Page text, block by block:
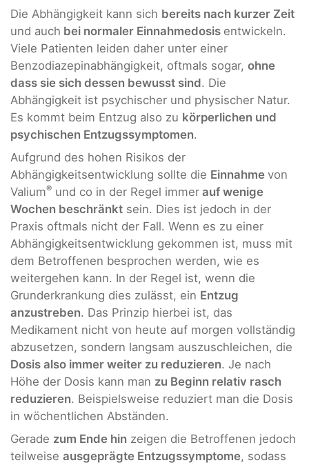
Die Abhängigkeit kann sich bereits nach kurzer Zeit
und auch bei normaler Einnahmedosis entwickeln.
Viele Patienten leiden daher unter einer
Benzodiazepinabhängigkeit, oftmals sogar, ohne
dass sie sich dessen bewusst sind. Die
Abhängigkeit ist psychischer und physischer Natur.
Es kommt beim Entzug also zu körperlichen und
psychischen Entzugssymptomen.
Aufgrund des hohen Risikos der
Abhängigkeitsentwicklung sollte die Einnahme von
Valium® und co in der Regel immer auf wenige
Wochen beschränkt sein. Dies ist jedoch in der
Praxis oftmals nicht der Fall. Wenn es zu einer
Abhängigkeitsentwicklung gekommen ist, muss mit
dem Betroffenen besprochen werden, wie es
weitergehen kann. In der Regel ist, wenn die
Grunderkrankung dies zulässt, ein Entzug
anzustreben. Das Prinzip hierbei ist, das
Medikament nicht von heute auf morgen vollständig
abzusetzen, sondern langsam auszuschleichen, die
Dosis also immer weiter zu reduzieren. Je nach
Höhe der Dosis kann man zu Beginn relativ rasch
reduzieren. Beispielsweise reduziert man die Dosis
in wöchentlichen Abständen.
Gerade zum Ende hin zeigen die Betroffenen jedoch
teilweise ausgeprägte Entzugssymptome, sodass